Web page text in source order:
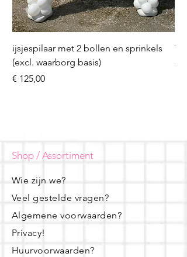
ijsjespilaar met 2 bollen en sprinkels
(excl. waarborg basis)
Prijs
€ 125,00
Prijs
€
Shop / Assortiment
Wie zijn we?
Veel gestelde vragen?
Algemene voorwaarden?
Privacy!
Huurvoorwaarden?